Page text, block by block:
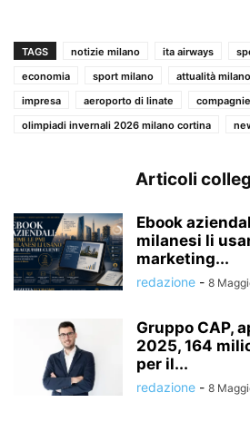
TAGS notizie milano ita airways
economia
sport milano attualità milano
impresa
aeroporto di linate
olimpiadi invernali 2026 milano cortina
Articoli
Ebook
milanesi li
marketing...
redazione - 8
Gruppo CAP,
2025, 164
per il...
redazione - 8